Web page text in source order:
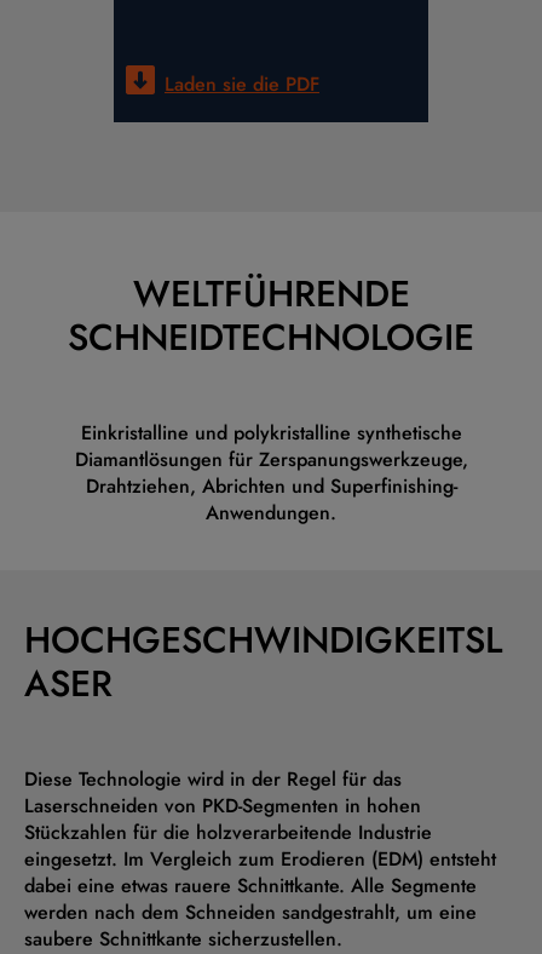
Laden sie die PDF
WELTFÜHRENDE
SCHNEIDTECHNOLOGIE
Einkristalline und polykristalline synthetische
Diamantlösungen für Zerspanungswerkzeuge,
Drahtziehen, Abrichten und Superfinishing-
Anwendungen.
HOCHGESCHWINDIGKEITSL
ASER
Diese Technologie wird in der Regel für das
Laserschneiden von PKD-Segmenten in hohen
Stückzahlen für die holzverarbeitende Industrie
eingesetzt. Im Vergleich zum Erodieren (EDM) entsteht
dabei eine etwas rauere Schnittkante. Alle Segmente
werden nach dem Schneiden sandgestrahlt, um eine
saubere Schnittkante sicherzustellen.